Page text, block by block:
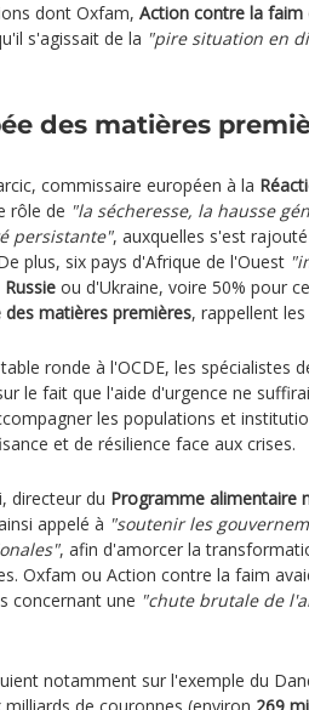
dont Oxfam, Action contre la faim
s'agissait de la "pire situation en
des matières
commissaire européen à la
rôle de "la sécheresse, la hausse
persistante", auxquelles s'est
plus, six pays d'Afrique de l'Ouest
Russie ou d'Ukraine, voire 50% pour
des matières premières, rappellent
ronde à l'OCDE, les spécialistes
le fait que l'aide d'urgence ne
les populations et
et de résilience face aux crises.
directeur du Programme alimentaire
appelé à "soutenir les
, afin d'amorcer la
Oxfam ou Action contre la faim
concernant une "chute brutale de
notamment sur l'exemple du